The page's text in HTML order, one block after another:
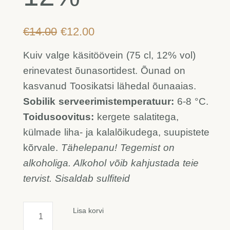
€14.00 Algne
oli:
€14.00.
€12.00Current
is:
€12.00.
Kuiv valge käsitöövein (75 cl, 12% vol)
erinevatest õunasortidest. Õunad on
kasvanud Toosikatsi lähedal õunaaias.
Sobilik serveerimistemperatuur: 6-8 °C.
Toidusoovitus: kergete salatitega,
külmade liha- ja kalalõikudega, suupistete
kõrvale. Tähelepanu! Tegemist on
alkoholiga. Alkohol võib kahjustada teie
tervist. Sisaldab sulfiteid
12%
Lisa korvi